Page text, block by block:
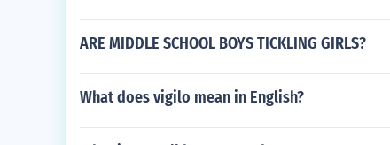
ARE MIDDLE SCHOOL BOYS TICKLING GIRLS?
What does vigilo mean in English?